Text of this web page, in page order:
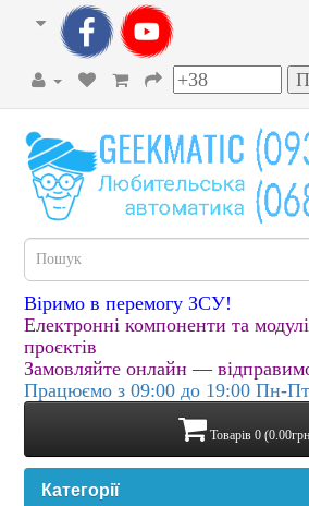
Віримо в перемогу ЗСУ!
Електронні компоненти та
проєктів
Замовляйте онлайн —
Працюємо з 09:00 до 19:00 Пн-Пт
Товарів 0
Категорії